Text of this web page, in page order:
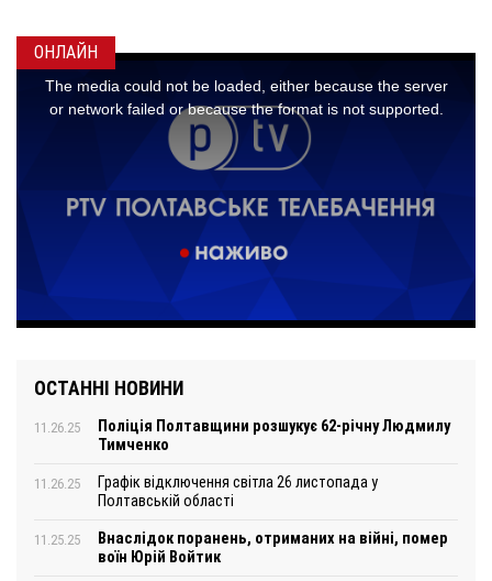
ОНЛАЙН
ОСТАННІ НОВИНИ
11.26.25
Поліція Полтавщини розшукує 62-річну Людмилу
Тимченко
11.26.25
Графік відключення світла 26 листопада у
Полтавській області
11.25.25
Внаслідок поранень, отриманих на війні, помер
воїн Юрій Войтик